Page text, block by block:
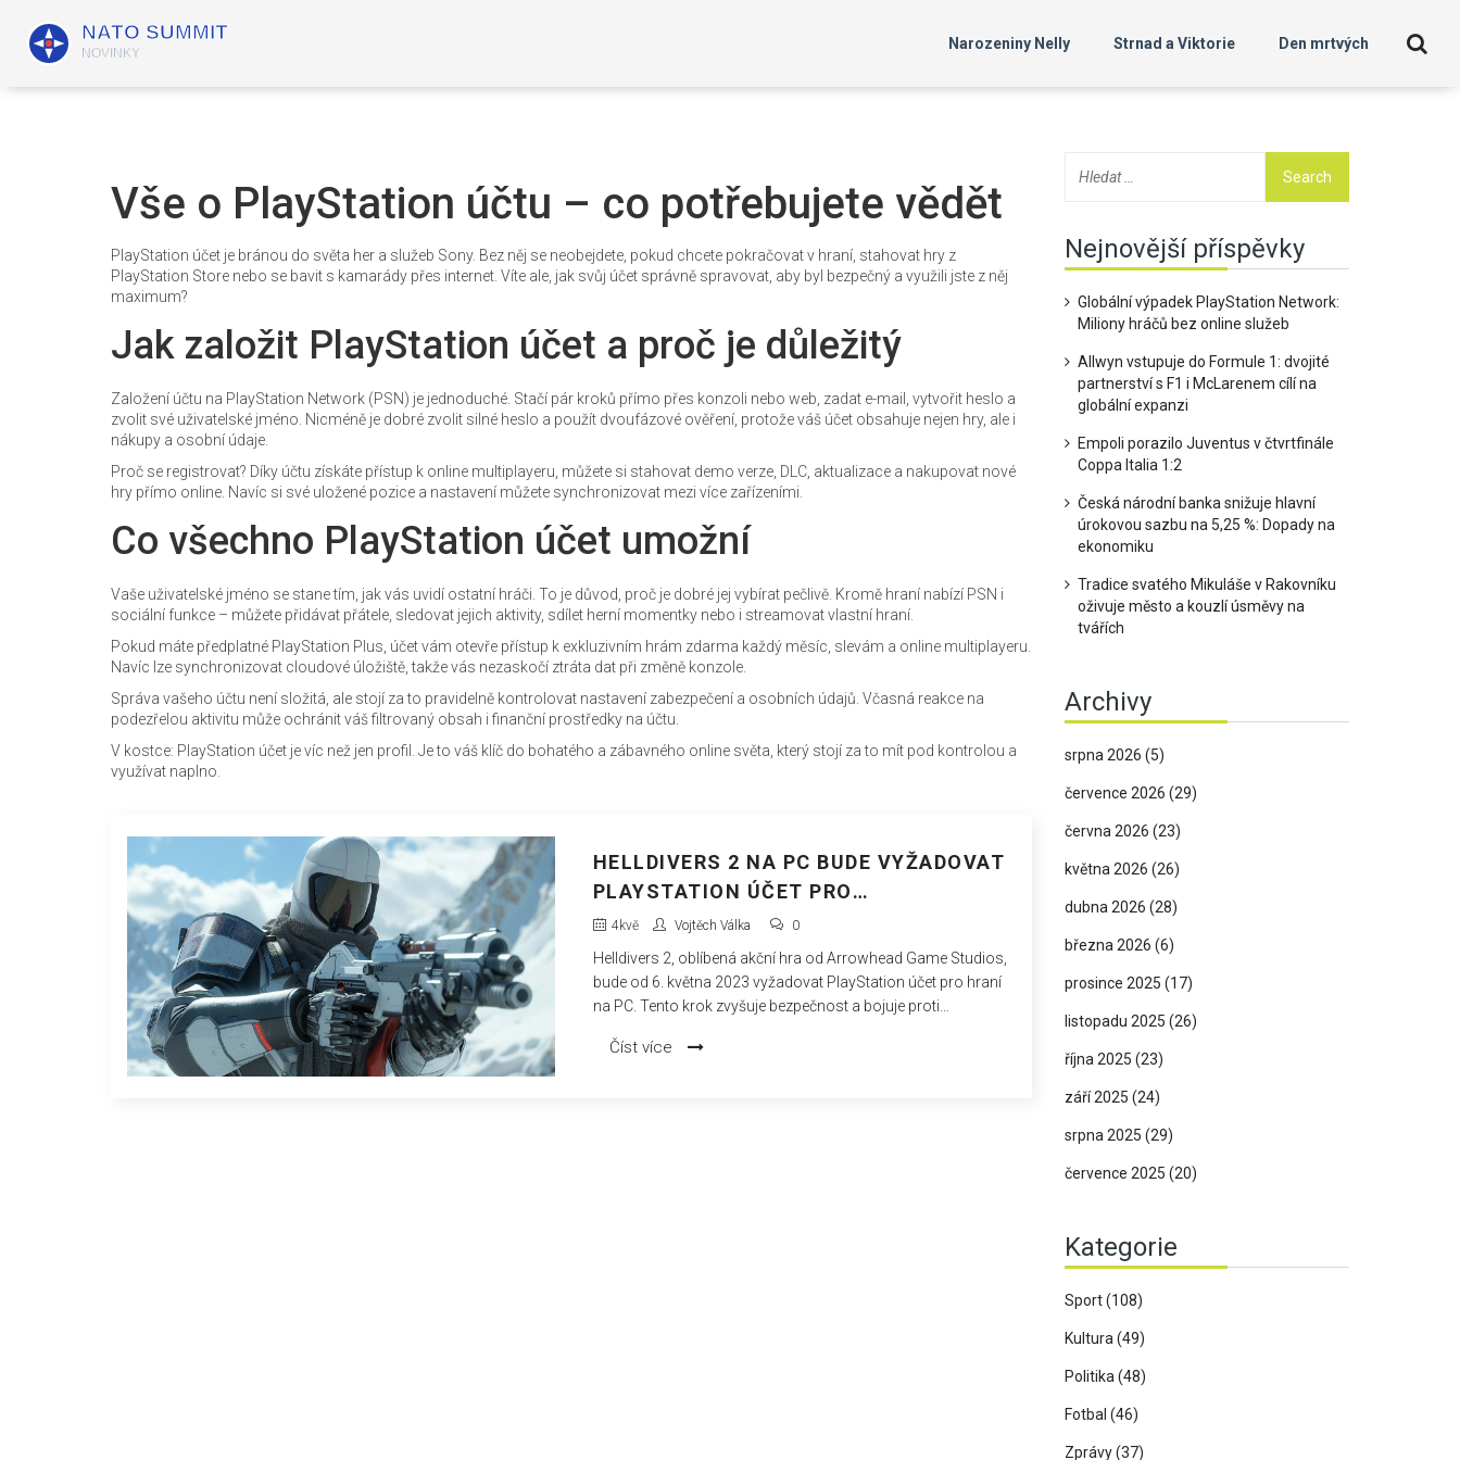
Narozeniny Nelly Strnad a Viktorie Den mrtvých
Vše o PlayStation účtu – co potřebujete vědět
PlayStation účet je bránou do světa her a služeb Sony. Bez něj se neobejdete, pokud chcete pokračovat v hraní, stahovat hry z
PlayStation Store nebo se bavit s kamarády přes internet. Víte ale, jak svůj účet správně spravovat, aby byl bezpečný a využili jste z něj
maximum?
Jak založit PlayStation účet a proč je důležitý
Založení účtu na PlayStation Network (PSN) je jednoduché. Stačí pár kroků přímo přes konzoli nebo web, zadat e-mail, vytvořit heslo a
zvolit své uživatelské jméno. Nicméně je dobré zvolit silné heslo a použít dvoufázové ověření, protože váš účet obsahuje nejen hry, ale i
nákupy a osobní údaje.
Proč se registrovat? Díky účtu získáte přístup k online multiplayeru, můžete si stahovat demo verze, DLC, aktualizace a nakupovat nové
hry přímo online. Navíc si své uložené pozice a nastavení můžete synchronizovat mezi více zařízeními.
Co všechno PlayStation účet umožní
Vaše uživatelské jméno se stane tím, jak vás uvidí ostatní hráči. To je důvod, proč je dobré jej vybírat pečlivě. Kromě hraní nabízí PSN i
sociální funkce – můžete přidávat přátele, sledovat jejich aktivity, sdílet herní momentky nebo i streamovat vlastní hraní.
Pokud máte předplatné PlayStation Plus, účet vám otevře přístup k exkluzivním hrám zdarma každý měsíc, slevám a online multiplayeru.
Navíc lze synchronizovat cloudové úložiště, takže vás nezaskočí ztráta dat při změně konzole.
Správa vašeho účtu není složitá, ale stojí za to pravidelně kontrolovat nastavení zabezpečení a osobních údajů. Včasná reakce na
podezřelou aktivitu může ochránit váš filtrovaný obsah i finanční prostředky na účtu.
V kostce: PlayStation účet je víc než jen profil. Je to váš klíč do bohatého a zábavného online světa, který stojí za to mít pod kontrolou a
využívat naplno.
HELLDIVERS 2 NA PC BUDE VYŽADOVAT
PLAYSTATION ÚČET PRO
BEZPROBLÉMOVÝ HERNÍ ZÁŽITEK
4kvě Vojtěch Válka 0
Helldivers 2, oblíbená akční hra od Arrowhead Game Studios,
bude od 6. května 2023 vyžadovat PlayStation účet pro hraní
na PC. Tento krok zvyšuje bezpečnost a bojuje proti
s zimním tématem.
Číst více
Nejnovější příspěvky
Globální výpadek PlayStation Network:
Miliony hráčů bez online služeb
Allwyn vstupuje do Formule 1: dvojité
partnerství s F1 i McLarenem cílí na
globální expanzi
Empoli porazilo Juventus v čtvrtfinále
Coppa Italia 1:2
Česká národní banka snižuje hlavní
úrokovou sazbu na 5,25 %: Dopady na
ekonomiku
Tradice svatého Mikuláše v Rakovníku
oživuje město a kouzlí úsměvy na
tvářích
Archivy
srpna 2026 (5)
července 2026 (29)
června 2026 (23)
května 2026 (26)
dubna 2026 (28)
března 2026 (6)
prosince 2025 (17)
listopadu 2025 (26)
října 2025 (23)
září 2025 (24)
srpna 2025 (29)
července 2025 (20)
Kategorie
Sport(108)
Kultura (49)
Politika (48)
Fotbal (46)
Zprávy(37)